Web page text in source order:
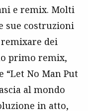
e remix. Molti
sue costruzioni
dei
primo remix,
“Let No Man Put
al mondo
in atto,